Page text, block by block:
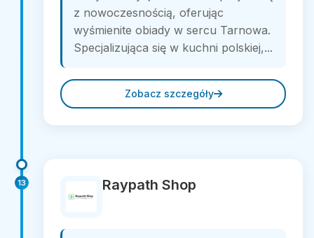
z nowoczesnością, oferując
wyśmienite obiady w sercu Tarnowa.
Specjalizująca się w kuchni polskiej,...
Zobacz szczegóły
13 Raypath Shop